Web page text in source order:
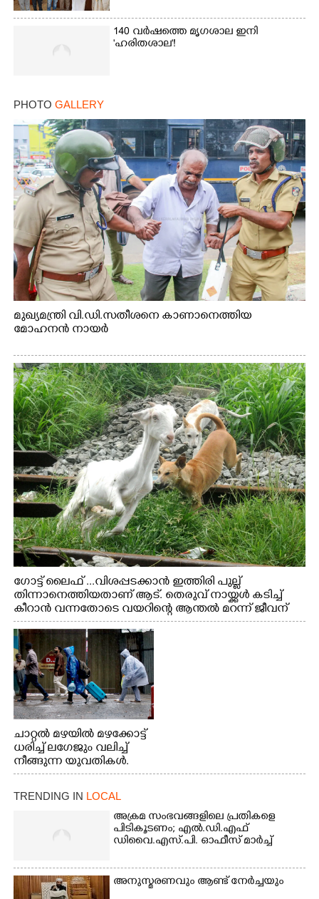
140 വർഷത്തെ മൃഗശാല ഇനി
'ഹരിതശാല'!
PHOTO GALLERY
മുഖ്യമന്ത്രി വി.ഡി.സതീശനെ കാണാനെത്തിയ
മോഹനൻ നായർ
ഗോട്ട് ലൈഫ് ...വിശപ്പടക്കാൻ ഇത്തിരി പുല്ല്
തിന്നാനെത്തിയതാണ് ആട്. തെരുവ് നായ്ക്കൾ കടിച്ച്
കീറാൻ വന്നതോടെ വയറിന്റെ ആന്തൽ മറന്ന് ജീവന്
വേണ്ടിയായി ഓട്ടം. എറണാകുളം വാത്തുരുത്തിയിൽ
നിന്നുള്ള കാഴ്ച
ചാറ്റൽ മഴയിൽ മഴക്കോട്ട്
ധരിച്ച് ലഗേജും വലിച്ച്
നീങ്ങുന്ന യുവതികൾ.
എറണാകുളം മേനകയിൽ
നിന്നുള്ള കാഴ്ച
TRENDING IN LOCAL
അക്രമ സംഭവങ്ങളിലെ പ്രതികളെ
പിടികൂടണം; എൽ.ഡി.എഫ്
ഡിവൈ.എസ്.പി. ഓഫീസ് മാർച്ച്
അനുസ്മരണവും ആണ്ട് നേർച്ചയും